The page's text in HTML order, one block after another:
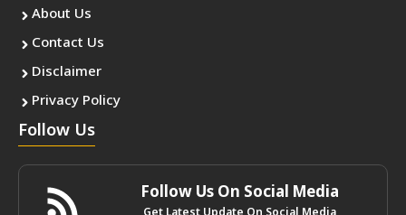
About Us
Contact Us
Disclaimer
Privacy Policy
Follow Us
Follow Us On Social Media